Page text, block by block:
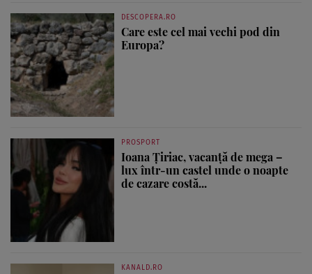
DESCOPERA.RO
Care este cel mai vechi pod din
Europa?
PROSPORT
Ioana Țiriac, vacanță de mega –
lux într-un castel unde o noapte
de cazare costă...
KANALD.RO